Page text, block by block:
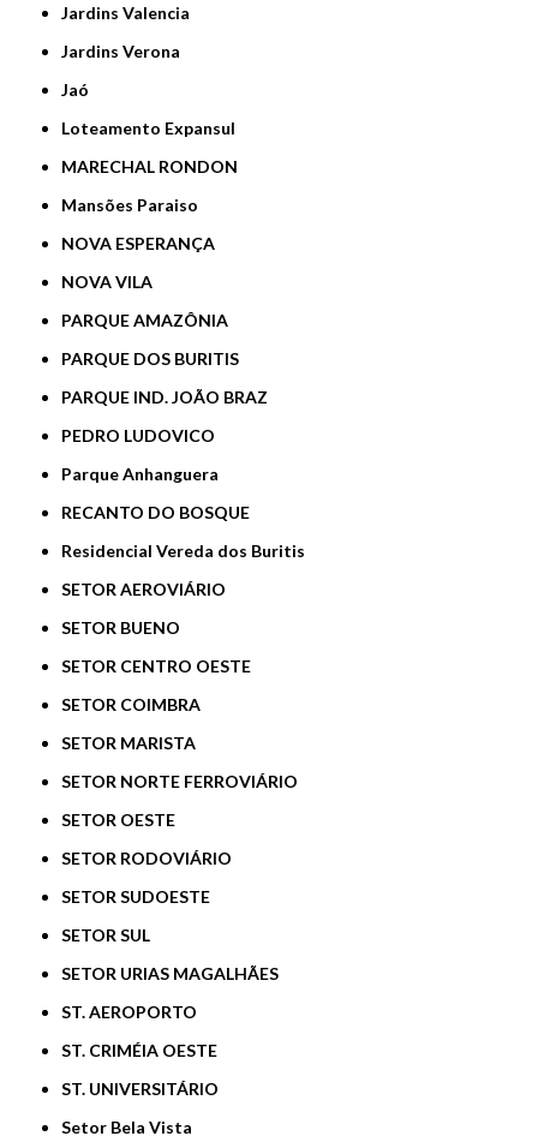
Jardins Valencia
Jardins Verona
Jaó
Loteamento Expansul
MARECHAL RONDON
Mansões Paraiso
NOVA ESPERANÇA
NOVA VILA
PARQUE AMAZÔNIA
PARQUE DOS BURITIS
PARQUE IND. JOÃO BRAZ
PEDRO LUDOVICO
Parque Anhanguera
RECANTO DO BOSQUE
Residencial Vereda dos Buritis
SETOR AEROVIÁRIO
SETOR BUENO
SETOR CENTRO OESTE
SETOR COIMBRA
SETOR MARISTA
SETOR NORTE FERROVIÁRIO
SETOR OESTE
SETOR RODOVIÁRIO
SETOR SUDOESTE
SETOR SUL
SETOR URIAS MAGALHÃES
ST. AEROPORTO
ST. CRIMÉIA OESTE
ST. UNIVERSITÁRIO
Setor Bela Vista